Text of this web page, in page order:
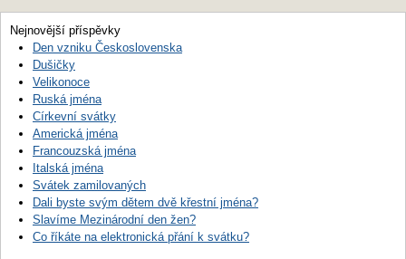
Nejnovější příspěvky
Den vzniku Československa
Dušičky
Velikonoce
Ruská jména
Církevní svátky
Americká jména
Francouzská jména
Italská jména
Svátek zamilovaných
Dali byste svým dětem dvě křestní jména?
Slavíme Mezinárodní den žen?
Co říkáte na elektronická přání k svátku?